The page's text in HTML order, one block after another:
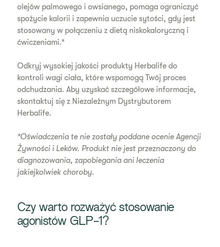
olejów palmowego i owsianego, pomaga ograniczyć
spożycie kalorii i zapewnia uczucie sytości, gdy jest
stosowany w połączeniu z dietą niskokaloryczną i
ćwiczeniami.*
Odkryj wysokiej jakości produkty Herbalife do
kontroli wagi ciała, które wspomogą Twój proces
odchudzania. Aby uzyskać szczegółowe informacje,
skontaktuj się z Niezależnym Dystrybutorem
Herbalife.
*Oświadczenia te nie zostały poddane ocenie Agencji
Żywności i Leków. Produkt nie jest przeznaczony do
diagnozowania, zapobiegania ani leczenia
jakiejkolwiek choroby.
Czy warto rozważyć stosowanie
agonistów GLP-1?